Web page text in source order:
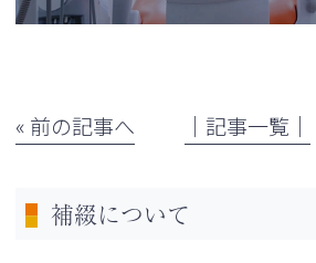
« 前の記事へ │記事一覧│
補綴について